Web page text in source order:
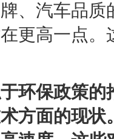
、汽车品
更高一点
环保政策的
方面的现